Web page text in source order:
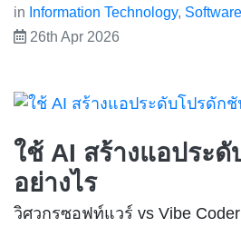
in Information Technology,
26th Apr 2026
ใช้ AI สร้างแอประ
อย่างไร
วิศวกรซอฟท์แวร์ vs Vibe